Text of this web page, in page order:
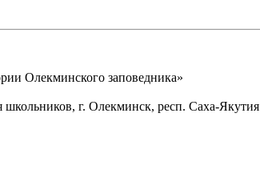
Олекминского заповедника»
г. Олекминск, респ. Саха-Якутия